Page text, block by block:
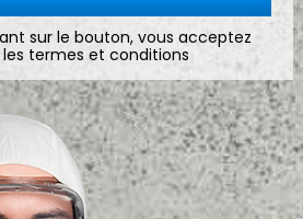
sur le bouton, vous acceptez
les termes et conditions